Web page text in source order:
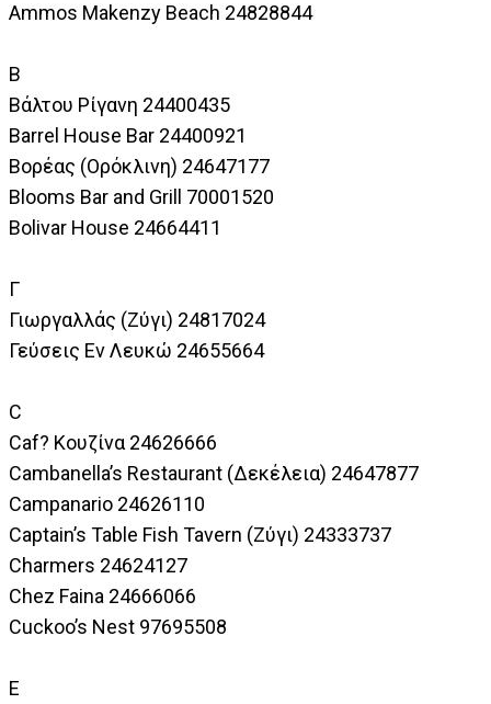
Ammos Makenzy Beach 24828844
B
Βάλτου Ρίγανη 24400435
Barrel House Bar 24400921
Βορέας (Ορόκλινη) 24647177
Blooms Bar and Grill 70001520
Bolivar House 24664411
Γ
Γιωργαλλάς (Ζύγι) 24817024
Γεύσεις Εν Λευκώ 24655664
C
Caf? Κουζίνα 24626666
Cambanella’s Restaurant (Δεκέλεια) 24647877
Campanario 24626110
Captain’s Table Fish Tavern (Ζύγι) 24333737
Charmers 24624127
Chez Faina 24666066
Cuckoo’s Nest 97695508
E